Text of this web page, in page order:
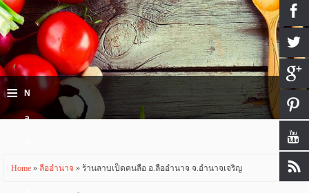
≡ N
a
i
Home » ลืออำนาจ » ร้านลาบเป็ดคนลือ อ.ลืออำนาจ จ.อำนาจเจริญ